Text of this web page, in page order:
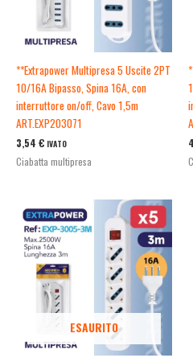
**Extrapower Multipresa 5 Uscite 2PT
10/16A Bipasso, Spina 16A, con
interruttore on/off, Cavo 1,5m
ART.EXP203071
3,54 € IVATO
Ciabatta multipresa
ESAURITO